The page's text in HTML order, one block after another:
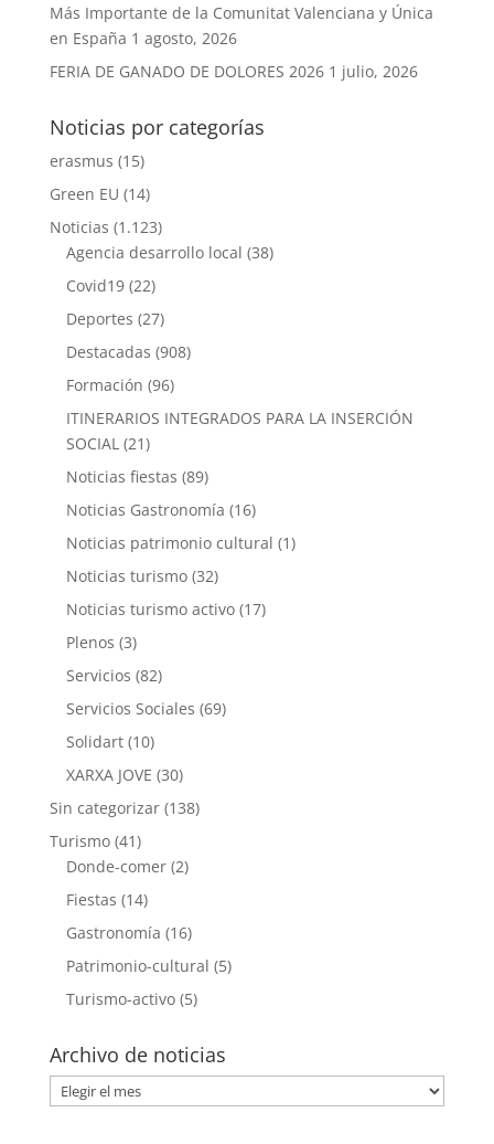
Más Importante de la Comunitat Valenciana y Única
en España 1 agosto, 2026
FERIA DE GANADO DE DOLORES 2026 1 julio, 2026
Noticias por categorías
erasmus (15)
Green EU (14)
Noticias (1.123)
Agencia desarrollo local (38)
Covid19(22)
Deportes (27)
Destacadas (908)
Formación (96)
ITINERARIOS INTEGRADOS PARA LA INSERCIÓN
SOCIAL(21)
Noticias fiestas (89)
Noticias Gastronomía (16)
Noticias patrimonio cultural (1)
Noticias turismo(32)
Noticias turismo activo(17)
Plenos (3)
Servicios (82)
Servicios Sociales (69)
Solidart(10)
XARXA JOVE (30)
Sin categorizar(138)
Turismo(41)
Donde-comer(2)
Fiestas (14)
Gastronomía (16)
Patrimonio-cultural (5)
Turismo-activo(5)
Archivo de noticias
Archivo
de